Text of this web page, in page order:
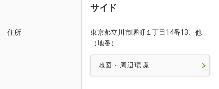
サイド
住所
東京都立川市曙町１丁目14番13、他
（地番）
地図・周辺環境